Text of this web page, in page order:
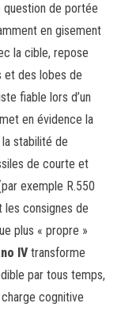
question de portée
en gisement
la cible, repose
et des lobes de
fiable lors d’un
en évidence la
stabilité de
de courte et
exemple R.550
consignes de
plus « propre »
IV transforme
par tous temps,
cognitive